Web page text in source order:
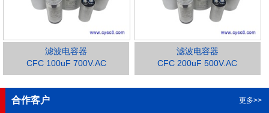
滤波电容器
CFC 100uF 700V.AC
滤波电容器
CFC 200uF 500V.AC
合作客户 更多>>